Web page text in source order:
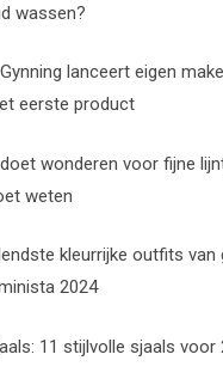
wassen?
lanceert eigen
eerste product
wonderen voor fijne
weten
kleurrijke outfits van
2024
11 stijlvolle sjaals voor